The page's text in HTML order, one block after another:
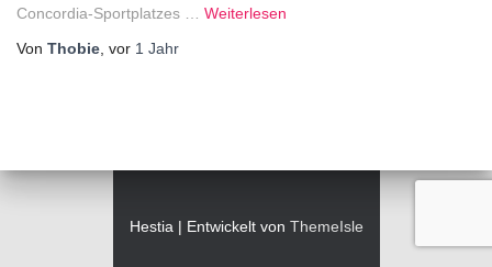
Concordia-Sportplatzes … Weiterlesen
Von Thobie, vor 1 Jahr
Hestia | Entwickelt von ThemeIsle